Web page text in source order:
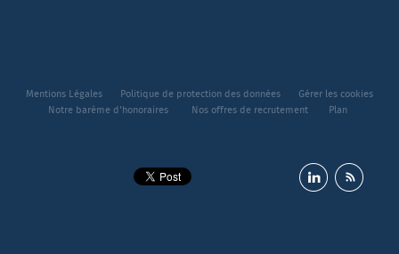
Mentions Légales Politique de protection des données
Gérer les cookies
Notre barème d'honoraires
Nos offres de recrutement Plan